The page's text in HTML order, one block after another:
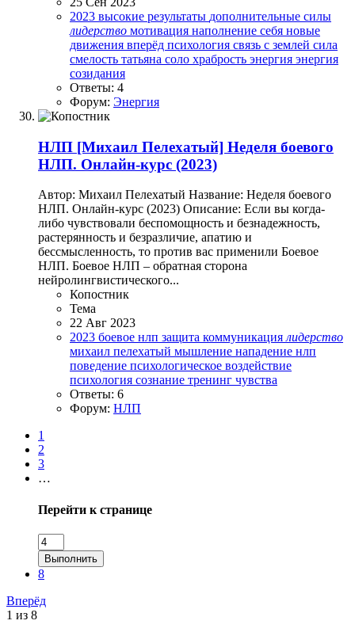
2023 высокие результаты дополнительные силы
лидерство мотивация наполнение себя новые
движения вперёд психология связь с землей сила
смелость татьяна соло храбрость энергия энергия
созидания
Ответы: 4
Форум: Энергия
НЛП [Михаил Пелехатый] Неделя боевого
НЛП. Онлайн-курс (2023)
Автор: Михаил Пелехатый Название: Неделя боевого
НЛП. Онлайн-курс (2023) Описание: Если вы когда-
либо чувствовали беспомощность и безнадежность,
растерянность и безразличие, апатию и
бессмысленность, то против вас применили Боевое
НЛП. Боевое НЛП – обратная сторона
нейролингвистического...
Копостник
Тема
22 Авг 2023
2023 боевое нлп защита коммуникациялидерство
михаил пелехатый мышление нападение нлп
поведение психологическое воздействие
психология сознание тренинг чувства
Ответы: 6
Форум: НЛП
1
2
3
…
Перейти к странице
Выполнить
8
Вперёд
1 из 8